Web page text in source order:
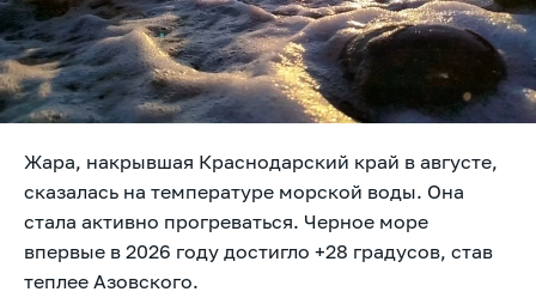
Жара, накрывшая Краснодарский край в августе,
сказалась на температуре морской воды. Она
стала активно прогреваться. Черное море
впервые в 2026 году достигло +28 градусов, став
теплее Азовского.